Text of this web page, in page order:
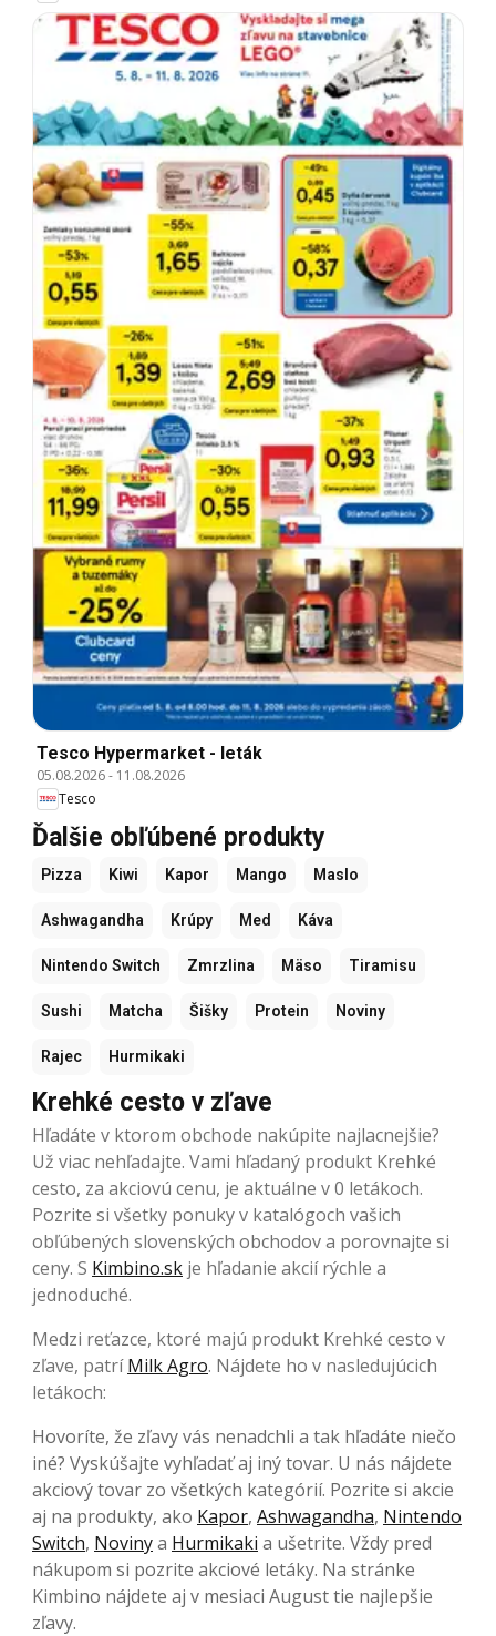
Tesco Hypermarket - leták
05.08.2026- 11.08.2026
Tesco
Ďalšie obľúbené produkty
Pizza Kiwi Kapor Mango Maslo
Ashwagandha Krúpy Med Káva
Nintendo Switch Zmrzlina Mäso Tiramisu
Sushi Matcha Šišky Protein Noviny
Rajec Hurmikaki
Krehké cesto v zľave
Hľadáte v ktorom obchode nakúpite najlacnejšie?
Už viac nehľadajte. Vami hľadaný produkt Krehké
cesto, za akciovú cenu, je aktuálne v 0 letákoch.
Pozrite si všetky ponuky v katalógoch vašich
obľúbených slovenských obchodov a porovnajte si
ceny. S Kimbino.sk je hľadanie akcií rýchle a
jednoduché.
Medzi reťazce, ktoré majú produkt Krehké cesto v
zľave, patríMilk Agro. Nájdete ho v nasledujúcich
letákoch:
Hovoríte, že zľavy vás nenadchli a tak hľadáte niečo
iné? Vyskúšajte vyhľadať aj iný tovar. U nás nájdete
akciový tovar zo všetkých kategórií. Pozrite si akcie
aj na produkty, ako Kapor, Ashwagandha, Nintendo
Switch, Novinya Hurmikaki a ušetrite. Vždy pred
nákupom si pozrite akciové letáky. Na stránke
Kimbino nájdete aj v mesiaci August tie najlepšie
zľavy.